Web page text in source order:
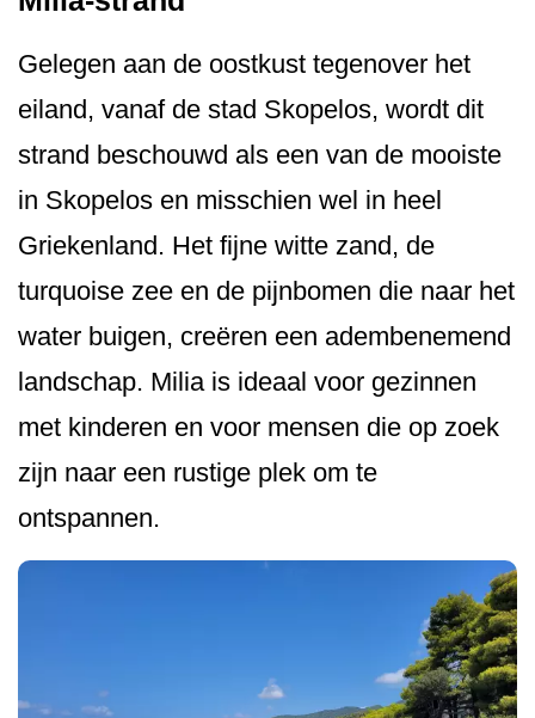
Gelegen aan de oostkust tegenover het
eiland, vanaf de stad Skopelos, wordt dit
strand beschouwd als een van de mooiste
in Skopelos en misschien wel in heel
Griekenland. Het fijne witte zand, de
turquoise zee en de pijnbomen die naar het
water buigen, creëren een adembenemend
landschap. Milia is ideaal voor gezinnen
met kinderen en voor mensen die op zoek
zijn naar een rustige plek om te
ontspannen.